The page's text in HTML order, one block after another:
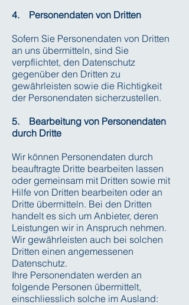
4. Personendaten von Dritten
Sofern Sie Personendaten von Dritten
an uns übermitteln, sind Sie
verpflichtet, den Datenschutz
gegenüber den Dritten zu
gewährleisten sowie die Richtigkeit
der Personendaten sicherzustellen.
5. Bearbeitung von Personendaten
durch Dritte
Wir können Personendaten durch
beauftragte Dritte bearbeiten lassen
oder gemeinsam mit Dritten sowie mit
Hilfe von Dritten bearbeiten oder an
Dritte übermitteln. Bei den Dritten
handelt es sich um Anbieter, deren
Leistungen wir in Anspruch nehmen.
Wir gewährleisten auch bei solchen
Dritten einen angemessenen
Datenschutz.
Ihre Personendaten werden an
folgende Personen übermittelt,
einschliesslich solche im Ausland: